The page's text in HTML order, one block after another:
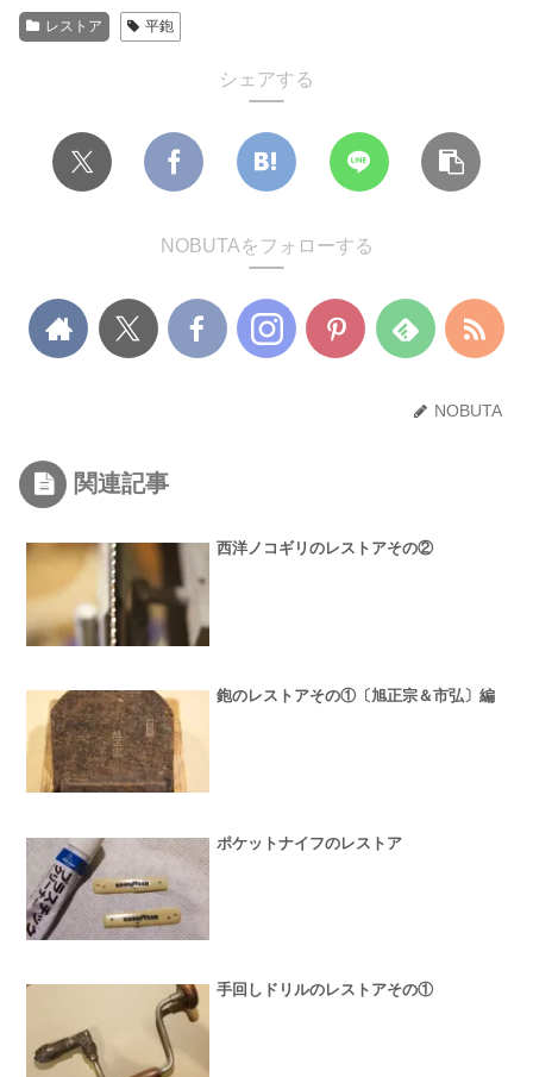
レストア 平鉋
シェアする
NOBUTAをフォローする
NOBUTA
関連記事
西洋ノコギリのレストアその②
鉋のレストアその①〔旭正宗＆市弘〕編
ポケットナイフのレストア
手回しドリルのレストアその①